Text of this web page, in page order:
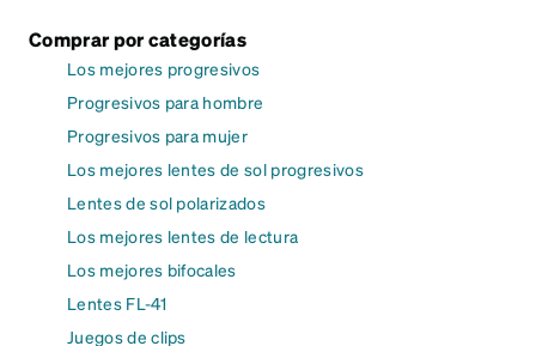
Comprar por categorías
Los mejores progresivos
Progresivos para hombre
Progresivos para mujer
Los mejores lentes de sol progresivos
Lentes de sol polarizados
Los mejores lentes de lectura
Los mejores bifocales
Lentes FL-41
Juegos de clips